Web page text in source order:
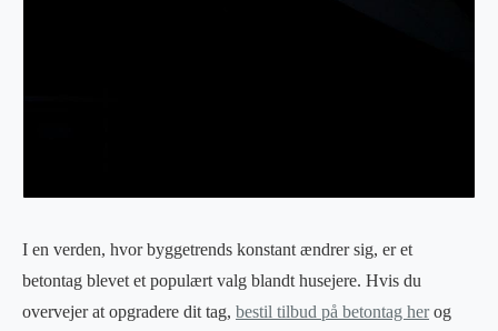
I en verden, hvor byggetrends konstant ændrer sig, er et
betontag blevet et populært valg blandt husejere. Hvis du
overvejer at opgradere dit tag, bestil tilbud på betontag herog